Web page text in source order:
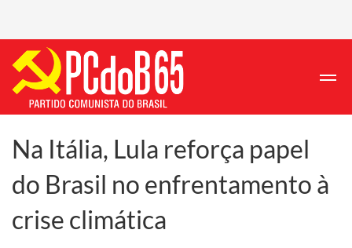
Na Itália, Lula reforça papel
do Brasil no enfrentamento à
crise climática